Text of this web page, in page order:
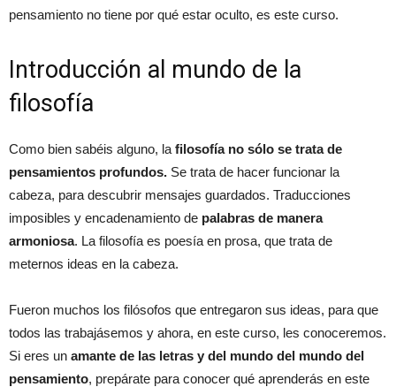
pensamiento no tiene por qué estar oculto, es este curso.
Introducción al mundo de la
filosofía
Como bien sabéis alguno, la filosofía no sólo se trata de
pensamientos profundos. Se trata de hacer funcionar la
cabeza, para descubrir mensajes guardados. Traducciones
imposibles y encadenamiento de palabras de manera
armoniosa. La filosofía es poesía en prosa, que trata de
meternos ideas en la cabeza.
Fueron muchos los filósofos que entregaron sus ideas, para que
todos las trabajásemos y ahora, en este curso, les conoceremos.
Si eres un amante de las letras y del mundo del mundo del
pensamiento, prepárate para conocer qué aprenderás en este